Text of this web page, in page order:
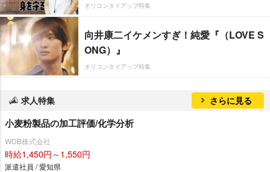
オリコンタイアップ特集
向井康二イケメンすぎ！純愛『（LOVE S
ONG）』
オリコンタイアップ特集
求人特集 さらに見る
小麦粉製品の加工評価/化学分析
WDB株式会社
時給1,450円～1,550円
派遣社員 / 愛知県